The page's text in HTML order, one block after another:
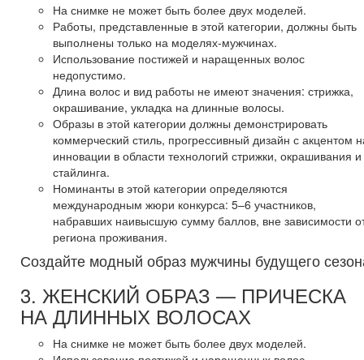
На снимке не может быть более двух моделей.
Работы, представленные в этой категории, должны быть
выполнены только на моделях-мужчинах.
Использование постижей и наращенных волос
недопустимо.
Длина волос и вид работы не имеют значения: стрижка,
окрашивание, укладка на длинные волосы.
Образы в этой категории должны демонстрировать
коммерческий стиль, прогрессивный дизайн с акцентом
инновации в области технологий стрижки, окрашивания и
стайлинга.
Номинанты в этой категории определяются
международным жюри конкурса: 5–6 участников,
набравших наивысшую сумму баллов, вне зависимости
региона проживания.
Создайте модный образ мужчины будущего
3. ЖЕНСКИЙ ОБРАЗ — ПРИЧЕСКА
НА ДЛИННЫХ ВОЛОСАХ
На снимке не может быть более двух моделей.